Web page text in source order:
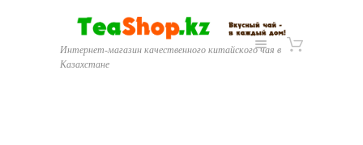
Интернет-магазин качественного китайского чая в
Казахстане